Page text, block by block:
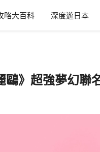
略大百科 深度遊日本
》超強夢幻聯